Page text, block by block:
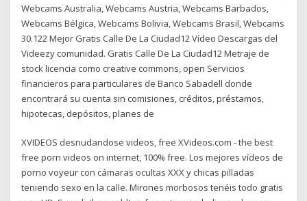
Webcams Australia, Webcams Austria, Webcams Barbados,
Webcams Bélgica, Webcams Bolivia, Webcams Brasil, Webcams
30.122 Mejor Gratis Calle De La Ciudad12 Vídeo Descargas del
Videezy comunidad. Gratis Calle De La Ciudad12 Metraje de
stock licencia como creative commons, open Servicios
financieros para particulares de Banco Sabadell donde
encontrará su cuenta sin comisiones, créditos, préstamos,
hipotecas, depósitos, planes de
XVIDEOS desnudandose videos, free XVideos.com - the best
free porn videos on internet, 100% free. Los mejores vídeos de
porno voyeur con cámaras ocultas XXX y chicas pilladas
teniendo sexo en la calle. Mirones morbosos tenéis todo gratis